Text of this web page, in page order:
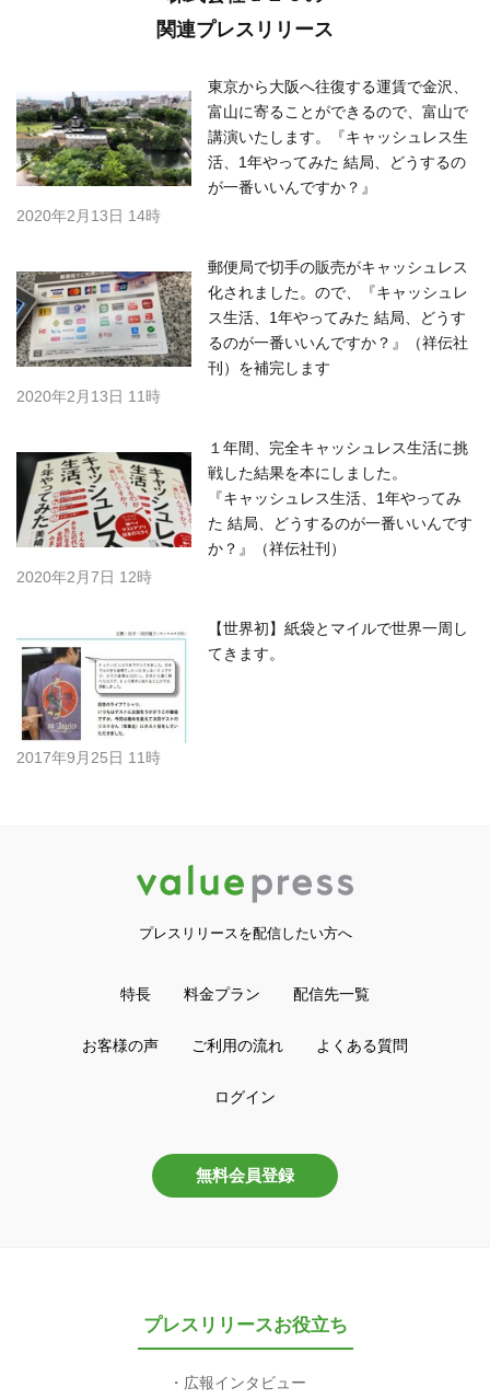
関連プレスリリース
東京から大阪へ往復する運賃で金沢、
富山に寄ることができるので、富山で
講演いたします。『キャッシュレス生
活、1年やってみた 結局、どうするの
が一番いいんですか？』
2020年2月13日 14時
郵便局で切手の販売がキャッシュレス
化されました。ので、『キャッシュレ
ス生活、1年やってみた 結局、どうす
るのが一番いいんですか？』（祥伝社
刊）を補完します
2020年2月13日 11時
１年間、完全キャッシュレス生活に挑
戦した結果を本にしました。
『キャッシュレス生活、1年やってみ
た 結局、どうするのが一番いいんです
か？』（祥伝社刊）
2020年2月7日 12時
【世界初】紙袋とマイルで世界一周し
てきます。
2017年9月25日 11時
プレスリリースを配信したい方へ
特長 料金プラン 配信先一覧
お客様の声 ご利用の流れ よくある質問
ログイン
無料会員登録
プレスリリースお役立ち
広報インタビュー